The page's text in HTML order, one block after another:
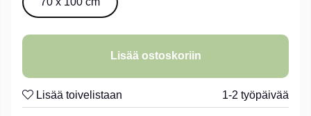
Lisää ostoskoriin
Lisää toivelistaan 1-2 työpäivää